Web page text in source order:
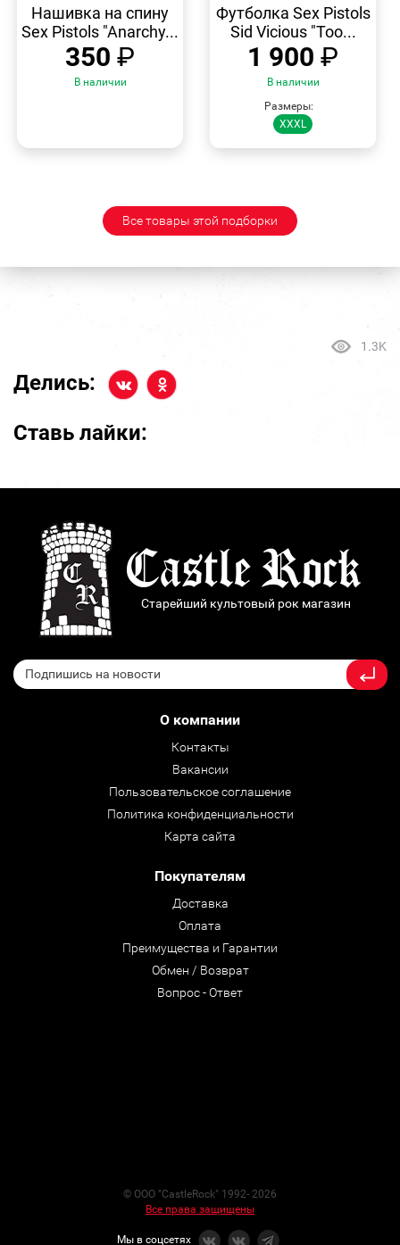
ПРОСМОТР
Нашивка на спину
Sex Pistols "Anarchy...
350 ₽
В наличии
ПРОСМОТР
Футболка Sex Pistols
Sid Vicious "Too...
1 900 ₽
В наличии
Размеры:
XXXL
Все товары этой подборки
1.3K
Делись:
Ставь лайки:
Старейший культовый рок магазин
О компании
Контакты
Вакансии
Пользовательское соглашение
Политика конфиденциальности
Карта сайта
Покупателям
Доставка
Оплата
Преимущества и Гарантии
Обмен / Возврат
Вопрос - Ответ
© ООО "CastleRock" 1992- 2026
Все права защищены
Мы в соцсетях